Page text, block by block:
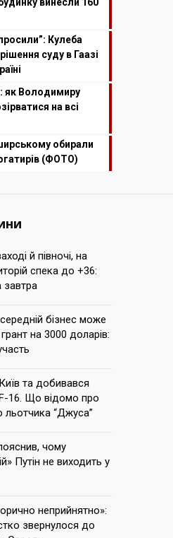
Кулеба
суду в Гаазі
як Володимиру
на всі
обирали
(ФОТО)
й півночі, на
спека до +36:
завтра
бізнес може
на 3000 доларів:
та добивався
16. Що відомо про
льотчика “Джуса”
чому
Путін не виходить у
неприйнятно»:
звернулося до